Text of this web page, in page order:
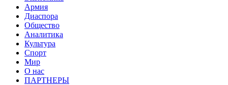
Армия
Диаспора
Общество
Аналитика
Культура
Спорт
Мир
О нас
ПАРТНЕРЫ